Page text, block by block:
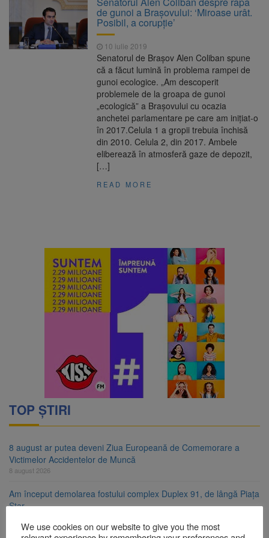
nopții, nu oprirea iluminatului public
7 august 2026
Trafic blocat pe DN1E Brașov
– Poiana Brașov după un accident. Două
persoane primesc îngrijiri medicale
7 august 2026
Dosar de evaziune fiscală de
peste 330.000 de lei, clasat la Brașov după
8 august ar putea deveni
Ziua Europeană de Comemorare a Victimelor
Accidentelor de Muncă
de gunoi a Brașovului: ‘Miroase urât.
Posibil, a corupție’
10 iulie 2019
Senatorul de Brașov Alen Coliban spune
că a făcut lumină în problema rampei de
gunoi ecologice. „Am descoperit
problemele de la groapa de gunoi
„ecologică” a Brașovului cu ocazia
anchetei parlamentare pe care am inițiat-o
în 2017.Celula 1 a gropii trebuia închisă
din 2010. Celula 2, din 2017. Ambele
eliberează în atmosferă gaze de depozit,
[…]
READ MORE
TOP ȘTIRI
8 august ar putea deveni Ziua Europeană de Comemorare a
Victimelor Accidentelor de Muncă
8 august 2026
Am început demolarea fostului complex Duplex 91, de lângă Piața
Star
We use cookies on our website to give you the most